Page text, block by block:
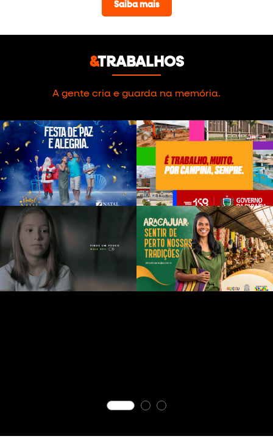
Saiba mais
&TRABALHOS
A gente cria e guarda na memória.